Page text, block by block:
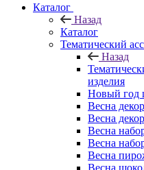
Каталог
Назад
Каталог
Тематический
Назад
изделия
Новый год
Весна
Весна
Весна
Весна
Весна
Весна